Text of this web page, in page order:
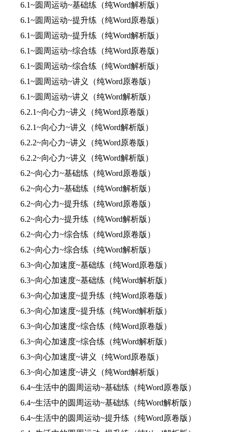
6.1~圆周运动~基础练（纯Word解析版）
6.1~圆周运动~提升练（纯Word原卷版）
6.1~圆周运动~提升练（纯Word解析版）
6.1~圆周运动~综合练（纯Word原卷版）
6.1~圆周运动~综合练（纯Word解析版）
6.1~圆周运动~讲义（纯Word原卷版）
6.1~圆周运动~讲义（纯Word解析版）
6.2.1~向心力~讲义（纯Word原卷版）
6.2.1~向心力~讲义（纯Word解析版）
6.2.2~向心力~讲义（纯Word原卷版）
6.2.2~向心力~讲义（纯Word解析版）
6.2~向心力~基础练（纯Word原卷版）
6.2~向心力~基础练（纯Word解析版）
6.2~向心力~提升练（纯Word原卷版）
6.2~向心力~提升练（纯Word解析版）
6.2~向心力~综合练（纯Word原卷版）
6.2~向心力~综合练（纯Word解析版）
6.3~向心加速度~基础练（纯Word原卷版）
6.3~向心加速度~基础练（纯Word解析版）
6.3~向心加速度~提升练（纯Word原卷版）
6.3~向心加速度~提升练（纯Word解析版）
6.3~向心加速度~综合练（纯Word原卷版）
6.3~向心加速度~综合练（纯Word解析版）
6.3~向心加速度~讲义（纯Word原卷版）
6.3~向心加速度~讲义（纯Word解析版）
6.4~生活中的圆周运动~基础练（纯Word原卷版）
6.4~生活中的圆周运动~基础练（纯Word解析版）
6.4~生活中的圆周运动~提升练（纯Word原卷版）